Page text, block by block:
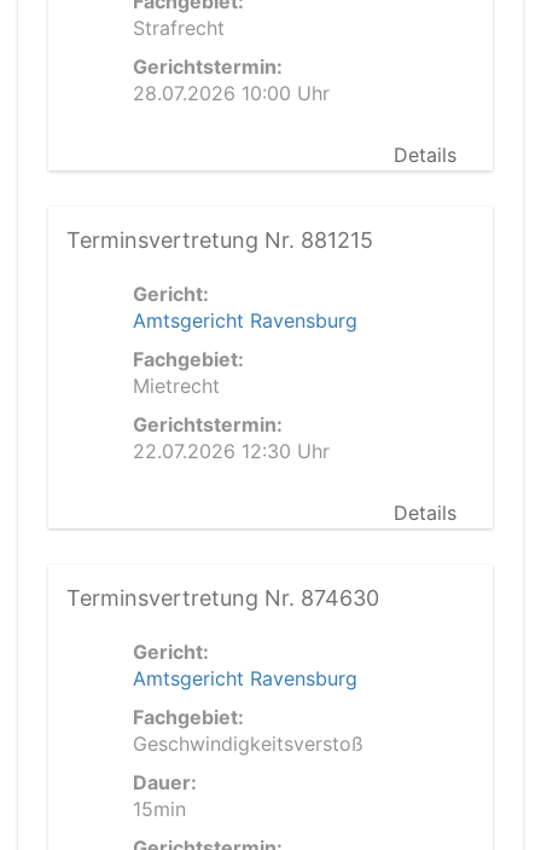
Strafrecht
Gerichtstermin:
28.07.2026 10:00 Uhr
Details
Terminsvertretung Nr. 881215
Gericht:
Amtsgericht Ravensburg
Fachgebiet:
Mietrecht
Gerichtstermin:
22.07.2026 12:30 Uhr
Details
Terminsvertretung Nr. 874630
Gericht:
Amtsgericht Ravensburg
Fachgebiet:
Geschwindigkeitsverstoß
Dauer:
15min